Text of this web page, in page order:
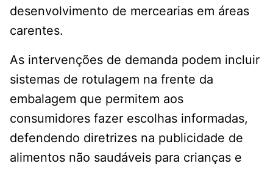
desenvolvimento de mercearias em áreas
carentes.
As intervenções de demanda podem incluir
sistemas de rotulagem na frente da
embalagem que permitem aos
consumidores fazer escolhas informadas,
defendendo diretrizes na publicidade de
alimentos não saudáveis ​​para crianças e